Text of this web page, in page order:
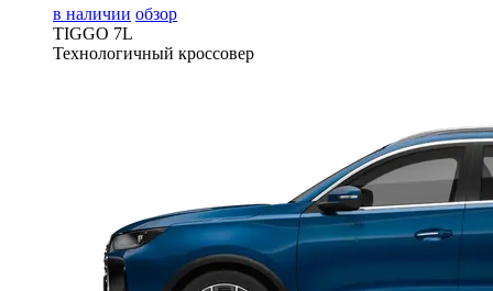
в наличии обзор
TIGGO 7L
Технологичный кроссовер